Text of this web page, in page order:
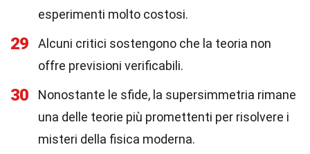
esperimenti molto costosi.
29
Alcuni critici sostengono che la teoria non
offre previsioni verificabili.
30
Nonostante le sfide, la supersimmetria rimane
una delle teorie più promettenti per risolvere i
misteri della fisica moderna.